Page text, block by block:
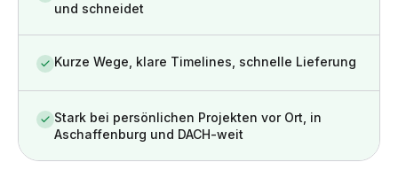
und schneidet
Kurze Wege, klare Timelines, schnelle Lieferung
Stark bei persönlichen Projekten vor Ort, in
Aschaffenburg und DACH-weit